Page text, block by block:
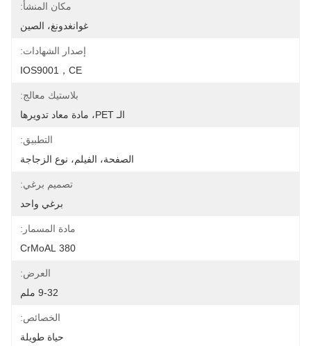
مكان المنشأ:
غوانغدونغ، الصين
إصدار الشهادات:
IOS9001，CE
بلاستيك معالج:
الـ PET، مادة معاد تدويرها
التطبيق:
الصفحة، الفيلم، نوع الزجاجة
تصميم برغي:
برغي واحد
مادة المسمار:
380 CrMoAL
العرض:
9-32 ملم
الخصائص:
حياة طويلة